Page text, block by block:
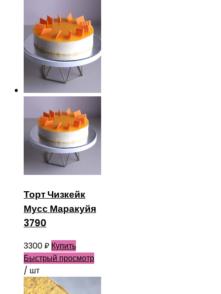
Торт Чизкейк
Мусс Маракуйя
3790
3300₽ Купить
Быстрый просмотр
/ шт